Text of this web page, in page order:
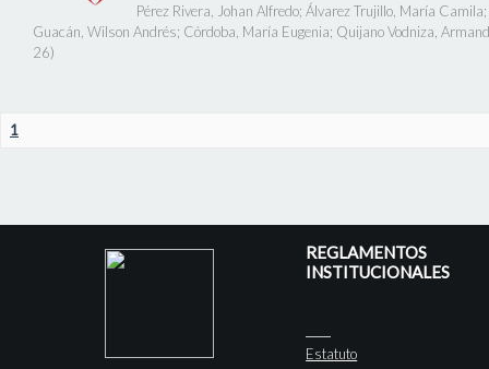
Pérez Rivera, Johan Alfredo; Álvarez Trujillo, María Camila;
Guacán, Wilson Andrés; Córdoba, María Eugenia; Quijano Vodniza,
26)
1
REGLAMENTOS
INSTITUCIONALES
Estatuto